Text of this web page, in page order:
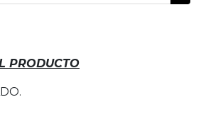
PRODUCTO